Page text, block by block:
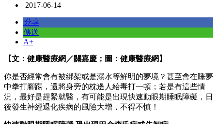
2017-06-14
分享
傳送
A+
【文：健康醫療網／關嘉慶；圖：健康醫療網】
你是否經常會有被綁架或是溺水等鮮明的夢境？甚至會在睡夢
中拳打腳踼，還將身旁的枕邊人給毒打一頓；若是有這些情
況，最好是趕緊就醫，有可能是出現快速動眼期睡眠障礙，日
後發生神經退化疾病的風險大增，不得不慎！